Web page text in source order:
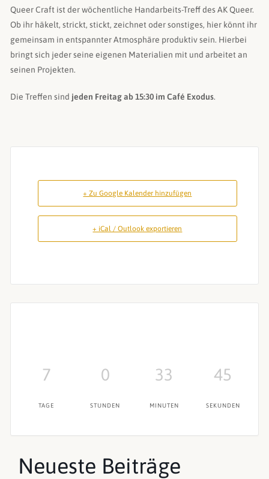
Queer Craft ist der wöchentliche Handarbeits-Treff des AK Queer.
Ob ihr häkelt, strickt, stickt, zeichnet oder sonstiges, hier könnt ihr
gemeinsam in entspannter Atmosphäre produktiv sein. Hierbei
bringt sich jeder seine eigenen Materialien mit und arbeitet an
seinen Projekten.
Die Treffen sind jeden Freitag ab 15:30 im Café Exodus.
+ Zu Google Kalender hinzufügen
+ iCal / Outlook exportieren
7
TAGE
0
STUNDEN
33
MINUTEN
44
SEKUNDEN
Neueste Beiträge